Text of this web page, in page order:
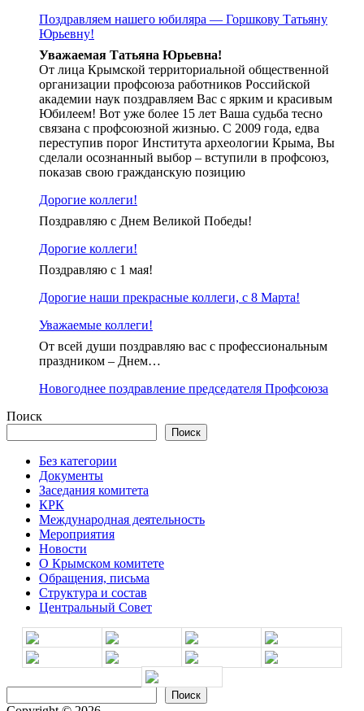
Поздравляем нашего юбиляра — Горшкову Татьяну
Юрьевну!
Уважаемая Татьяна Юрьевна!
От лица Крымской территориальной общественной
организации профсоюза работников Российской
академии наук поздравляем Вас с ярким и красивым
Юбилеем! Вот уже более 15 лет Ваша судьба тесно
связана с профсоюзной жизнью. С 2009 года, едва
переступив порог Института археологии Крыма, Вы
сделали осознанный выбор – вступили в профсоюз,
показав свою гражданскую позицию
Дорогие коллеги!
Поздравляю с Днем Великой Победы!
Дорогие коллеги!
Поздравляю с 1 мая!
Дорогие наши прекрасные коллеги, с 8 Марта!
Уважаемые коллеги!
От всей души поздравляю вас с профессиональным
праздником – Днем…
Новогоднее поздравление председателя Профсоюза
Поиск
Поиск
Без категории
Документы
Заседания комитета
КРК
Международная деятельность
Мероприятия
Новости
О Крымском комитете
Обращения, письма
Структура и состав
Центральный Совет
Поиск